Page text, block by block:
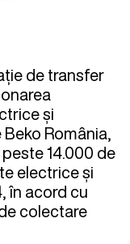
de transfer
și
România,
14.000 de
electrice și
în acord cu
colectare